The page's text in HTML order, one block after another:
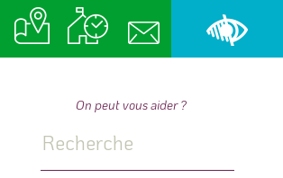
On peut vous aider ?